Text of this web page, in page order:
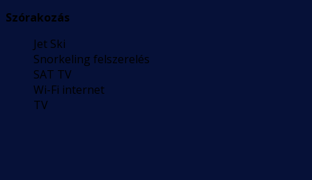
Szórakozás
Jet Ski
Snorkeling felszerelés
SAT TV
Wi-Fi internet
TV